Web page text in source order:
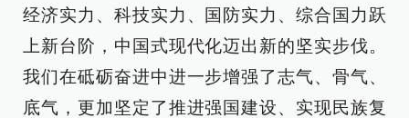
经济实力、科技实力、国防实力、综合国力跃
上新台阶，中国式现代化迈出新的坚实步伐。
我们在砥砺奋进中进一步增强了志气、骨气、
底气，更加坚定了推进强国建设、实现民族复